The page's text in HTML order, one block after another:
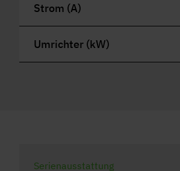
Strom (A)
Umrichter (kW)
Serienausstattung